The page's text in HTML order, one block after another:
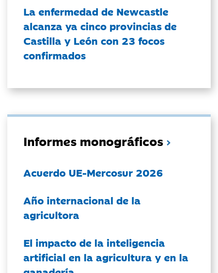
La enfermedad de Newcastle
alcanza ya cinco provincias de
Castilla y León con 23 focos
confirmados
Informes monográficos
Acuerdo UE-Mercosur 2026
Año internacional de la
agricultora
El impacto de la inteligencia
artificial en la agricultura y en la